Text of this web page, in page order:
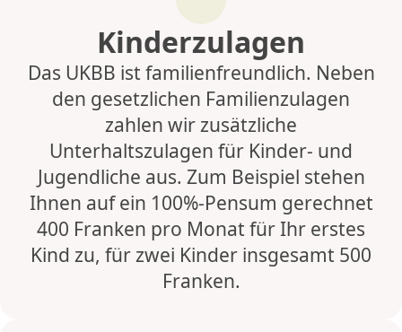
Kinderzulagen
Das UKBB ist familienfreundlich. Neben
den gesetzlichen Familienzulagen
zahlen wir zusätzliche
Unterhaltszulagen für Kinder- und
Jugendliche aus. Zum Beispiel stehen
Ihnen auf ein 100%-Pensum gerechnet
400 Franken pro Monat für Ihr erstes
Kind zu, für zwei Kinder insgesamt 500
Franken.